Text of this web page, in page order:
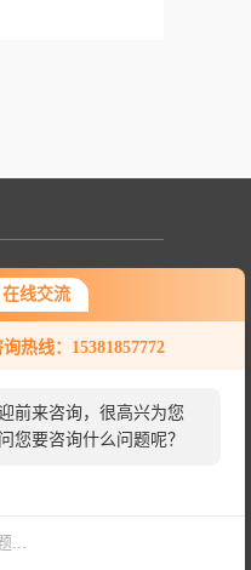
在线交流
热线：15381857772
前来咨询，很高兴为您
您要咨询什么问题呢？
工业区（浙江美机